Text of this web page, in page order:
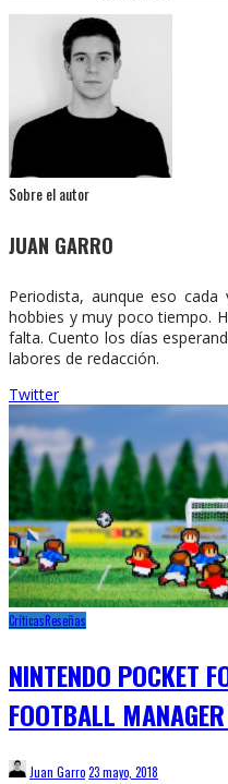
Sobre el autor
JUAN GARRO
Periodista, aunque eso cada
hobbies y muy poco tiempo.
falta. Cuento los días
labores de redacción.
Twitter
CríticasReseñas
NINTENDO POCKET
FOOTBALL
Juan Garro23 mayo, 2018